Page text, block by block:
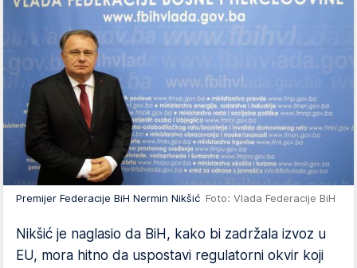
Premijer Federacije BiH Nermin Nikšić Foto: Vlada Federacije BiH
Nikšić je naglasio da BiH, kako bi zadržala izvoz u
EU, mora hitno da uspostavi regulatorni okvir koji